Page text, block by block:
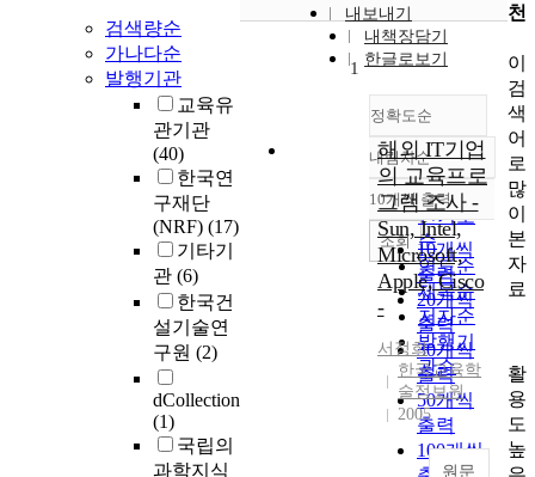
검색량순
가나다순
발행기관
교육유
관기관
(40)
한국연
구재단
(NRF) (17)
기타기
관 (6)
한국건
설기술연
구원 (2)
dCollection
(1)
국립의
과학지식
내보내기
내책장담기
한글로보기
정확도순
정확도
순
인기도
순
연도순
제목순
저자순
발행기
관순
내림차순
내림차순
10개씩 출력
10개씩
출력
20개씩
출력
30개씩
출력
50개씩
출력
100개씩
조회
1
해외 IT기업
의 교육프로
그램 조사 -
Sun, Intel,
Microsoft,
Apple, Cisco
-
서정희
한국교육학
술정보원
2005
원문
천
이
검
색
어
로
많
이
본
자
료
활
용
도
높